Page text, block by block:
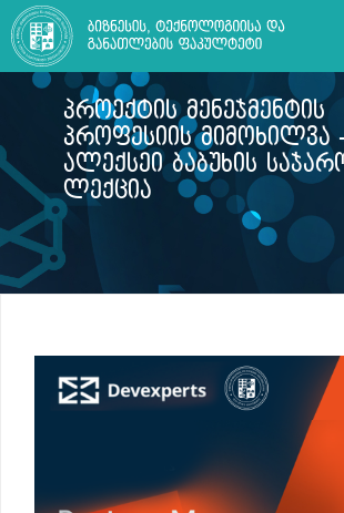
ᲞᲠᲝᲔᲥᲢᲘᲡ ᲛᲔᲜᲔᲯᲛᲔᲜᲢᲘᲡ
ᲞᲠᲝᲤᲔᲡᲘᲘᲡ ᲛᲘᲛᲝᲮᲘᲚᲕᲐ
ᲐᲚᲔᲥᲡᲔᲘ ᲑᲐᲑᲣᲮᲘᲡ
ᲚᲔᲥᲪᲘᲐ